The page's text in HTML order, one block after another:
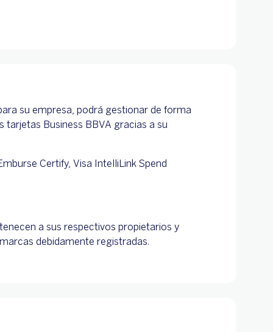
su empresa, podrá gestionar de forma
Business BBVA gracias a su
Certify, Visa IntelliLink Spend
a sus respectivos propietarios y
debidamente registradas.